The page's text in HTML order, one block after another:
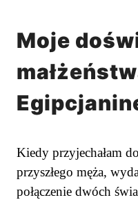
Moje
Kiedy przyjechałam
przyszłego męża,
połączenie dwóch